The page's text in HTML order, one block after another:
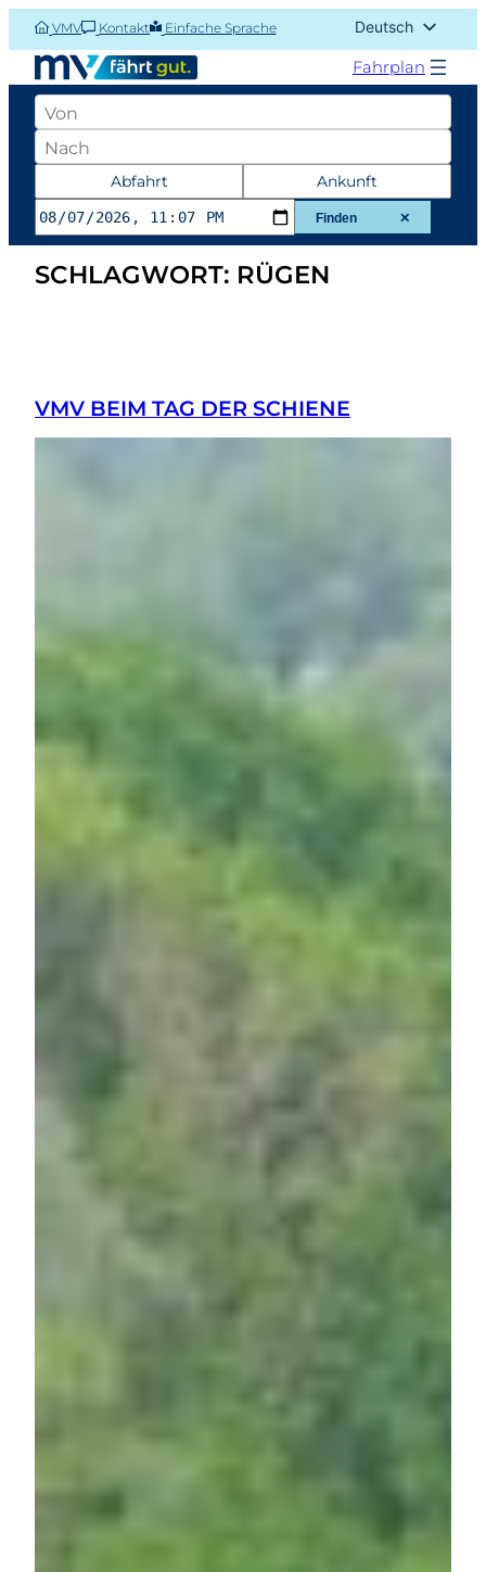
Zum
Inhalt
springen
VMV Kontakt Einfache Sprache
Deutsch
English (UK)
Fahrplan
AbfahrtsortAbfahrt Ankunft
und
Zeit
der
Finden ✕
SCHLAGWORT: RÜGEN
VMV BEIM TAG DER SCHIENE